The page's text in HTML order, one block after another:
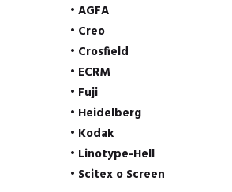
• AGFA
• Creo
• Crosfield
• ECRM
• Fuji
• Heidelberg
• Kodak
• Linotype-Hell
• Scitex o Screen